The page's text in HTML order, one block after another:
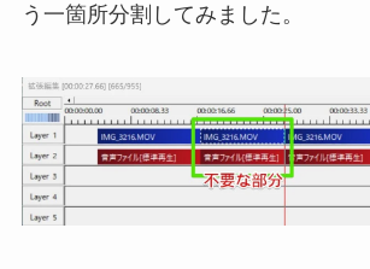
う一箇所分割してみました。